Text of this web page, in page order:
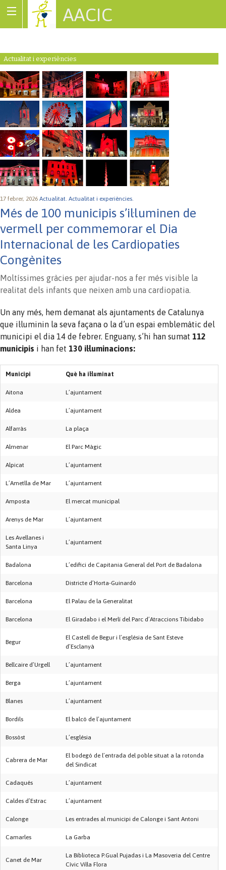
AACIC
Actualitat i experiències
17 febrer, 2026 Actualitat. Actualitat i experiències.
Més de 100 municipis s’il·luminen de
vermell per commemorar el Dia
Internacional de les Cardiopaties
Congènites
Moltíssimes gràcies per ajudar-nos a fer més visible la
realitat dels infants que neixen amb una cardiopatia.
Un any més, hem demanat als ajuntaments de Catalunya
que il·luminin la seva façana o la d’un espai emblemàtic del
municipi el dia 14 de febrer. Enguany, s’hi han sumat 112
municipis i han fet 130 il·luminacions:
Municipi Què ha il·luminat
Aitona L’ajuntament
Aldea L’ajuntament
Alfarràs La plaça
Almenar El Parc Màgic
Alpicat L’ajuntament
L’Ametlla de Mar L’ajuntament
Amposta El mercat municipal
Arenys de Mar L’ajuntament
Les Avellanes i
Santa Linya
L’ajuntament
Badalona L’edifici de Capitania General del Port de Badalona
Barcelona Districte d’Horta-Guinardó
Barcelona El Palau de la Generalitat
Barcelona El Giradabo i el Merlí del Parc d’Atraccions Tibidabo
Begur
El Castell de Begur i l’església de Sant Esteve
d’Esclanyà
Bellcaire d’Urgell L’ajuntament
Berga L’ajuntament
Blanes L’ajuntament
Bordils El balcó de l’ajuntament
Bossòst L’església
Cabrera de Mar
El bodegó de l’entrada del poble situat a la rotonda
del Sindicat
Cadaqués L’ajuntament
Caldes d’Estrac L’ajuntament
Calonge Les entrades al municipi de Calonge i Sant Antoni
Camarles La Garba
Canet de Mar
La Biblioteca P.Gual Pujadas i La Masoveria del Centre
Cívic Vil·la Flora